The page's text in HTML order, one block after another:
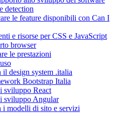
detection
le feature disponibili con Can I
e risorse per CSS e JavaScript
browser
le prestazioni
design system .italia
Bootstrap Italia
sviluppo React
sviluppo Angular
i modelli di sito e servizi